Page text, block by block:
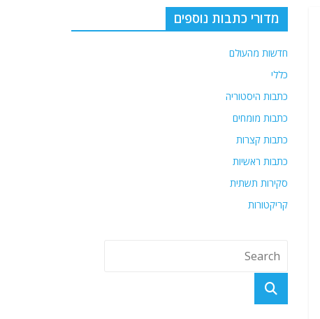
מדורי כתבות נוספים
חדשות מהעולם
כללי
כתבות היסטוריה
כתבות מומחים
כתבות קצרות
כתבות ראשיות
סקירות תשתית
קריקטורות